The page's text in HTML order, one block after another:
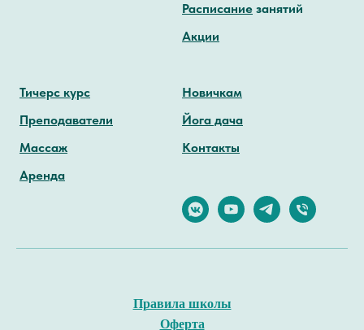
Расписание занятий
Акции
Тичерс курс
Преподаватели
Массаж
Аренда
Новичкам
Йога дача
Контакты
Правила школы
Оферта